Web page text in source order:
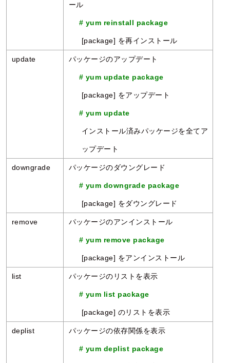
ール
# yum reinstall package
[package] を再インストール
update パッケージのアップデート
# yum update package
[package] をアップデート
# yum update
インストール済みパッケージを全てア
ップデート
downgrade パッケージのダウングレード
# yum downgrade package
[package] をダウングレード
remove パッケージのアンインストール
# yum remove package
[package] をアンインストール
list パッケージのリストを表示
# yum list package
[package] のリストを表示
deplist パッケージの依存関係を表示
# yum deplist package